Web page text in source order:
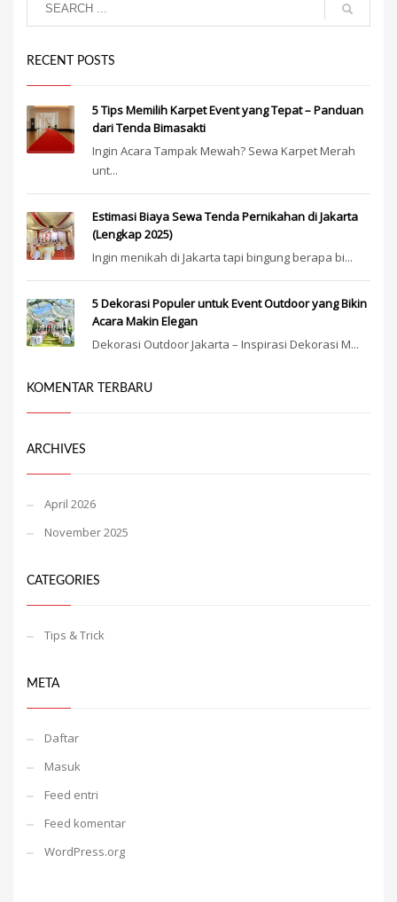
RECENT POSTS
5 Tips Memilih Karpet Event yang Tepat – Panduan
dari Tenda Bimasakti
Ingin Acara Tampak Mewah? Sewa Karpet Merah
unt...
Estimasi Biaya Sewa Tenda Pernikahan di Jakarta
(Lengkap 2025)
Ingin menikah di Jakarta tapi bingung berapa bi...
5 Dekorasi Populer untuk Event Outdoor yang Bikin
Acara Makin Elegan
Dekorasi Outdoor Jakarta – Inspirasi Dekorasi M...
KOMENTAR TERBARU
ARCHIVES
April 2026
November 2025
CATEGORIES
Tips & Trick
META
Daftar
Masuk
Feed entri
Feed komentar
WordPress.org